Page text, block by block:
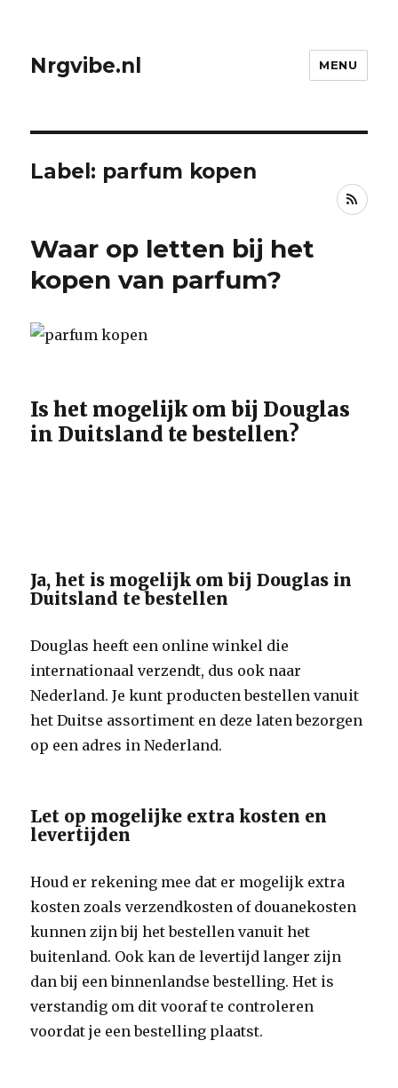
Nrgvibe.nl MENU
Label: parfum kopen
RSS
Waar op letten bij het
kopen van parfum?
Is het mogelijk om bij Douglas
in Duitsland te bestellen?
Ja, het is mogelijk om bij Douglas in
Duitsland te bestellen
Douglas heeft een online winkel die
internationaal verzendt, dus ook naar
Nederland. Je kunt producten bestellen vanuit
het Duitse assortiment en deze laten bezorgen
op een adres in Nederland.
Let op mogelijke extra kosten en
levertijden
Houd er rekening mee dat er mogelijk extra
kosten zoals verzendkosten of douanekosten
kunnen zijn bij het bestellen vanuit het
buitenland. Ook kan de levertijd langer zijn
dan bij een binnenlandse bestelling. Het is
verstandig om dit vooraf te controleren
voordat je een bestelling plaatst.